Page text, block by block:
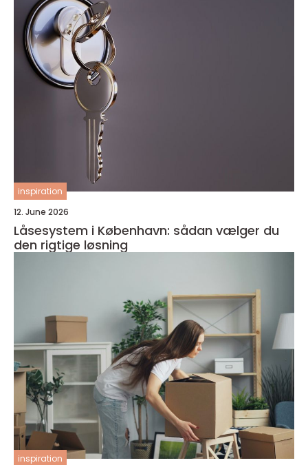
inspiration
12. June 2026
Låsesystem i København: sådan vælger du
den rigtige løsning
inspiration